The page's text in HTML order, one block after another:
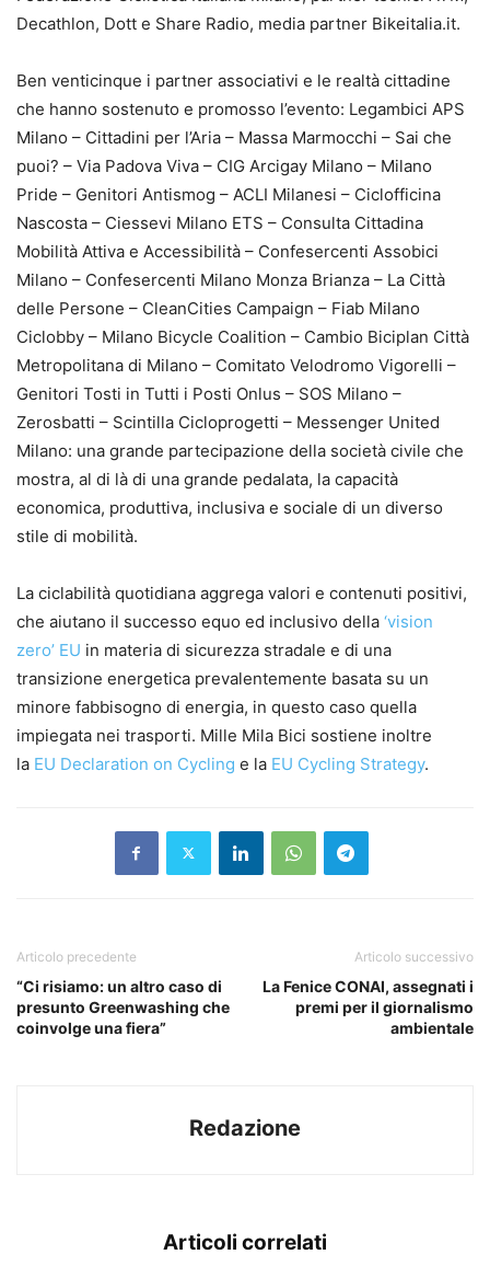
Decathlon, Dott e Share Radio, media partner Bikeitalia.it.
Ben venticinque i partner associativi e le realtà cittadine
che hanno sostenuto e promosso l’evento: Legambici APS
Milano – Cittadini per l’Aria – Massa Marmocchi – Sai che
puoi? – Via Padova Viva – CIG Arcigay Milano – Milano
Pride – Genitori Antismog – ACLI Milanesi – Ciclofficina
Nascosta – Ciessevi Milano ETS – Consulta Cittadina
Mobilità Attiva e Accessibilità – Confesercenti Assobici
Milano – Confesercenti Milano Monza Brianza – La Città
delle Persone – CleanCities Campaign – Fiab Milano
Ciclobby – Milano Bicycle Coalition – Cambio Biciplan Città
Metropolitana di Milano – Comitato Velodromo Vigorelli –
Genitori Tosti in Tutti i Posti Onlus – SOS Milano –
Zerosbatti – Scintilla Cicloprogetti – Messenger United
Milano: una grande partecipazione della società civile che
mostra, al di là di una grande pedalata, la capacità
economica, produttiva, inclusiva e sociale di un diverso
stile di mobilità.
La ciclabilità quotidiana aggrega valori e contenuti positivi,
che aiutano il successo equo ed inclusivo della ‘vision
zero’ EU in materia di sicurezza stradale e di una
transizione energetica prevalentemente basata su un
minore fabbisogno di energia, in questo caso quella
impiegata nei trasporti. Mille Mila Bici sostiene inoltre
la EU Declaration on Cycling e la EU Cycling Strategy.
Articolo precedente
“Ci risiamo: un altro caso di
presunto Greenwashing che
coinvolge una fiera”
Articolo successivo
La Fenice CONAI, assegnati i
premi per il giornalismo
ambientale
Redazione
Articoli correlati